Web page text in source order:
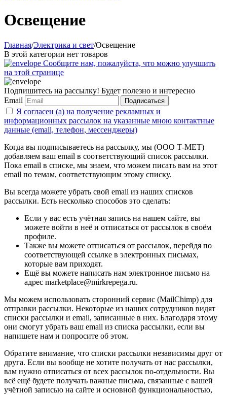
Освещение
Главная/Электрика и свет/Освещение
В этой категории нет товаров
Сообщите нам, пожалуйста, что можно улучшить
на этой странице
Подпишитесь на рассылку! Будет полезно и интересно
Email
Подписаться
Я согласен (а) на получение рекламных и
информационных рассылок на указанные мною контактные
данные (email, телефон, мессенджеры)
Когда вы подписываетесь на рассылку, мы (ООО Т-МЕТ)
добавляем ваш email в соответствующий список рассылки.
Пока email в списке, мы знаем, что можем писать вам на этот
email по темам, соответствующим этому списку.
Вы всегда можете убрать свой email из наших списков
рассылки. Есть несколько способов это сделать:
Если у вас есть учётная запись на нашем сайте, вы
можете войти в неё и отписаться от рассылок в своём
профиле.
Также вы можете отписаться от рассылок, перейдя по
соответствующей ссылке в электронных письмах,
которые вам приходят.
Ещё вы можете написать нам электронное письмо на
адрес marketplace@mirkrepega.ru.
Мы можем использовать сторонний сервис (MailChimp) для
отправки рассылки. Некоторые из наших сотрудников видят
списки рассылки и email, записанные в них. Благодаря этому
они смогут убрать ваш email из списка рассылки, если вы
напишете нам и попросите об этом.
Обратите внимание, что списки рассылки независимы друг от
друга. Если вы вообще не хотите получать от нас рассылки,
вам нужно отписаться от всех рассылок по-отдельности. Вы
всё ещё будете получать важные письма, связанные с вашей
учётной записью на сайте и основной функциональностью,